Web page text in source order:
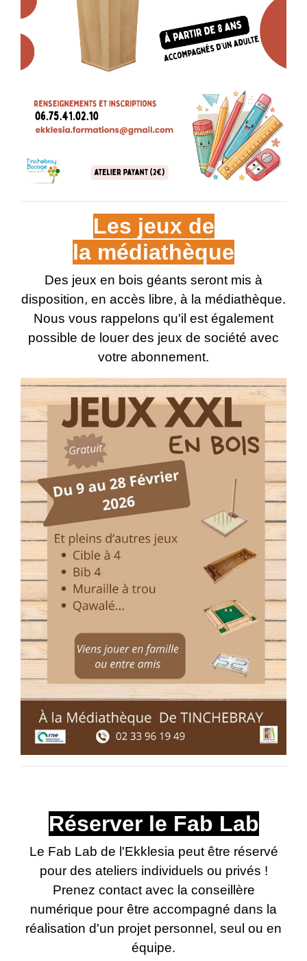
Les jeux de
​​​​​​​la médiathèque
Des jeux en bois géants seront mis à
disposition, en accès libre, à la médiathèque.
Nous vous rappelons qu'il est également
possible de louer des jeux de société avec
votre abonnement.
Réserver le Fab Lab
Le Fab Lab de l'Ekklesia peut être réservé
pour des ateliers individuels ou privés !
Prenez contact avec la conseillère
numérique pour être accompagné dans la
réalisation d'un projet personnel, seul ou en
équipe.